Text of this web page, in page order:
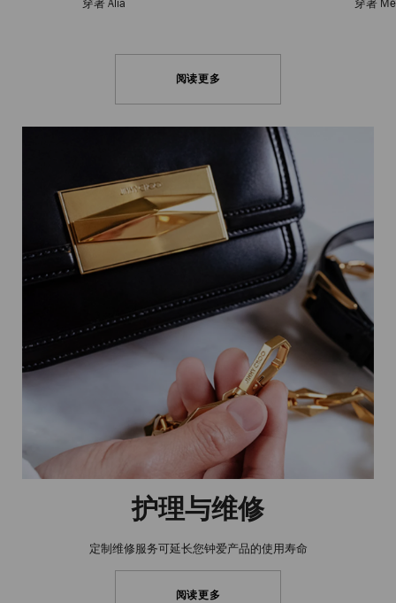
阅读更多
护理与维修
定制维修服务可延长您钟爱产品的使用寿命
阅读更多